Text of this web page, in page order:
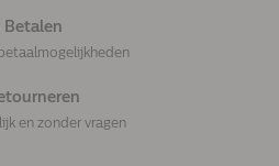
Betalen
en zonder vragen